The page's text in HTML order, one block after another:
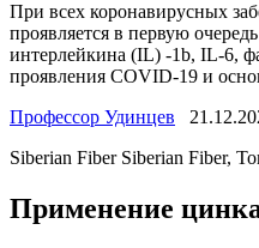
При всех коронавирусных
проявляется в первую
интерлейкина (IL) -1b, IL-6,
проявления COVID-19 и
Профессор Удинцев
Siberian Fiber Siberian Fiber,
Применение